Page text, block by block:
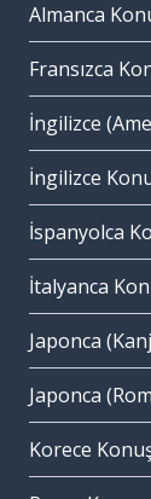
Almanca
Fransızca
İngilizce
İngilizce
İspanyolca
İtalyanca
Japonca
Japonca
Korece